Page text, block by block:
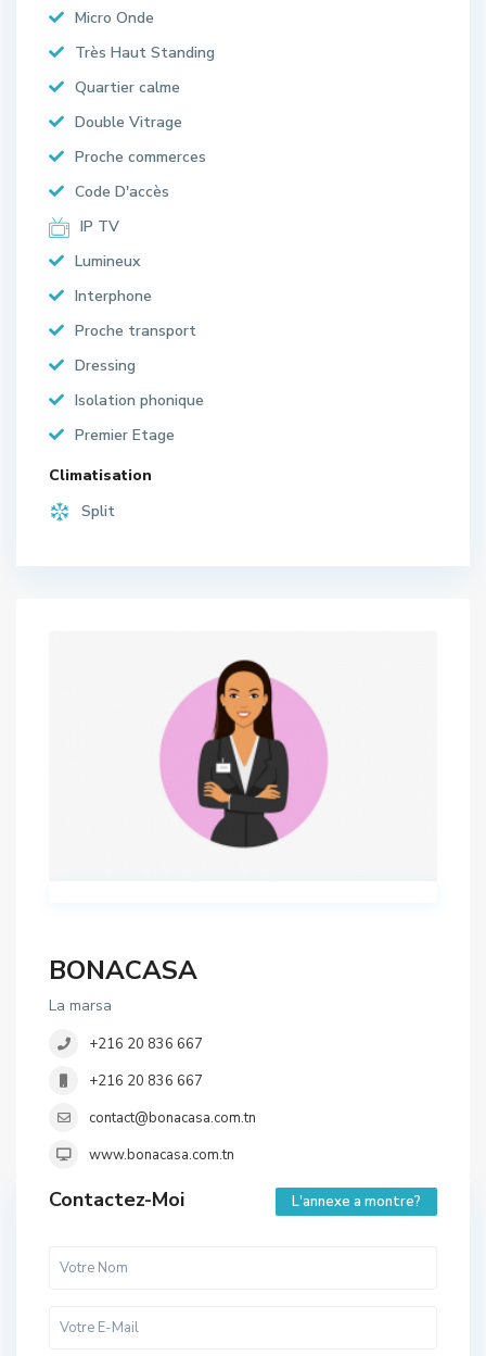
Micro Onde
Très Haut Standing
Quartier calme
Double Vitrage
Proche commerces
Code D'accès
IP TV
Lumineux
Interphone
Proche transport
Dressing
Isolation phonique
Premier Etage
Climatisation
Split
BONACASA
La marsa
+216 20 836 667
+216 20 836 667
contact@bonacasa.com.tn
www.bonacasa.com.tn
Contactez-Moi L'annexe a montre?